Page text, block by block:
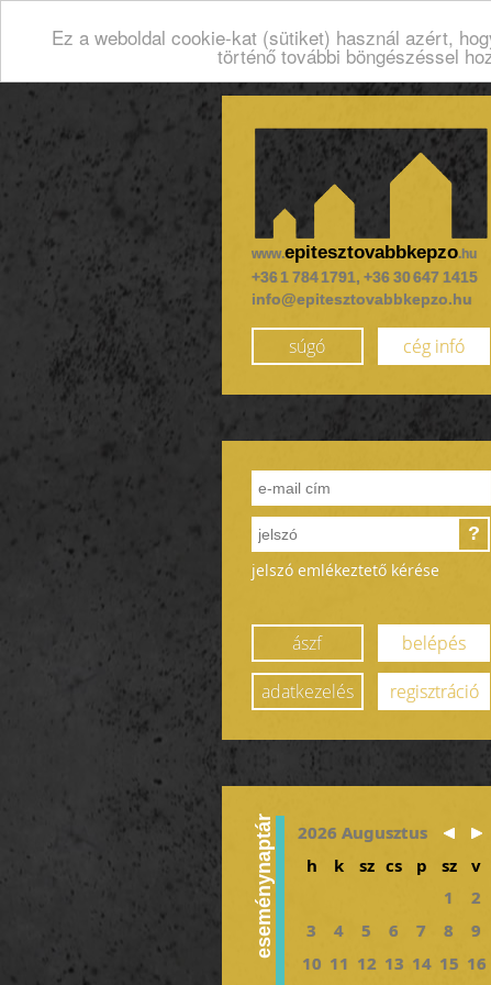
Ez a weboldal cookie-kat (sütiket) használ azért,
történő további böngészéssel
www.epitesztovabbkepzo.hu
+36 1 784 1791, +36 30 647 1415
info@epitesztovabbkepzo.hu
súgó cég infó
?
jelszó emlékeztető kérése
ászf
belépés
adatkezelés
regisztráció
eseménynaptár
2026 Augusztus
h
k sz cs p sz
v
1
2
3
4 5 6 7 8
9
10 11 12 13 14 15 16